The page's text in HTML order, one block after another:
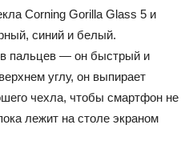
Corning Gorilla Glass 5 и
синий и белый.
пальцев — он быстрый и
углу, он выпирает
чехла, чтобы смартфон не
лежит на столе экраном